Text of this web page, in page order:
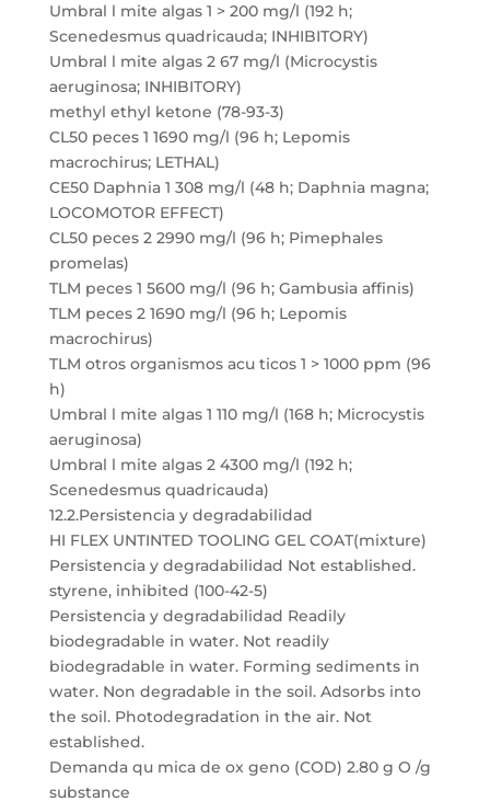
Umbral l mite algas 1 > 200 mg/l (192 h;
Scenedesmus quadricauda; INHIBITORY)
Umbral l mite algas 2 67 mg/l (Microcystis
aeruginosa; INHIBITORY)
methyl ethyl ketone (78-93-3)
CL50 peces 1 1690 mg/l (96 h; Lepomis
macrochirus; LETHAL)
CE50 Daphnia 1 308 mg/l (48 h; Daphnia magna;
LOCOMOTOR EFFECT)
CL50 peces 2 2990 mg/l (96 h; Pimephales
promelas)
TLM peces 1 5600 mg/l (96 h; Gambusia affinis)
TLM peces 2 1690 mg/l (96 h; Lepomis
macrochirus)
TLM otros organismos acu ticos 1 > 1000 ppm (96
h)
Umbral l mite algas 1 110 mg/l (168 h; Microcystis
aeruginosa)
Umbral l mite algas 2 4300 mg/l (192 h;
Scenedesmus quadricauda)
12.2.Persistencia y degradabilidad
HI FLEX UNTINTED TOOLING GEL COAT(mixture)
Persistencia y degradabilidad Not established.
styrene, inhibited (100-42-5)
Persistencia y degradabilidad Readily
biodegradable in water. Not readily
biodegradable in water. Forming sediments in
water. Non degradable in the soil. Adsorbs into
the soil. Photodegradation in the air. Not
established.
Demanda qu mica de ox geno (COD) 2.80 g O /g
substance